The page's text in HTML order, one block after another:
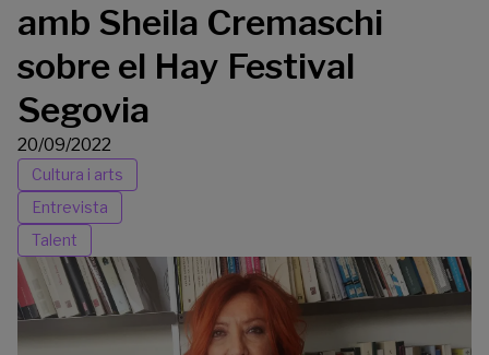
amb Sheila Cremaschi
sobre el Hay Festival
Segovia
20/09/2022
Cultura i arts
Entrevista
Talent